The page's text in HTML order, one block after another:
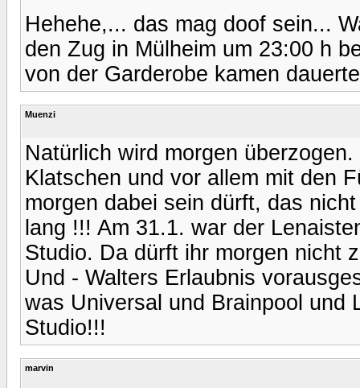
Hehehe,... das mag doof sein...
den Zug in Mülheim um 23:00 h
von der Garderobe kamen
Muenzi
Natürlich wird morgen
Klatschen und vor allem mit den
morgen dabei sein dürft, das
lang !!! Am 31.1. war der
Studio. Da dürft ihr morgen nicht
Und - Walters Erlaubnis
was Universal und Brainpool und
Studio!!!
marvin